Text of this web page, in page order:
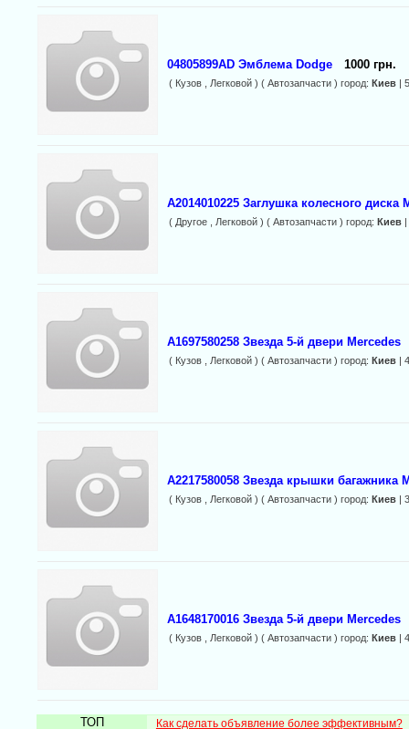
04805899AD Эмблема Dodge 1000 грн.
( Кузов , Легковой ) ( Автозапчасти ) город: Киев|
A2014010225 Заглушка колесного диска
( Другое , Легковой ) ( Автозапчасти ) город: Киев|
A1697580258 Звезда 5-й двери Mercedes
( Кузов , Легковой ) ( Автозапчасти ) город: Киев|
A2217580058 Звезда крышки багажника
( Кузов , Легковой ) ( Автозапчасти ) город: Киев|
A1648170016 Звезда 5-й двери Mercedes
( Кузов , Легковой ) ( Автозапчасти ) город: Киев|
ТОП Как сделать объявление более эффективным?